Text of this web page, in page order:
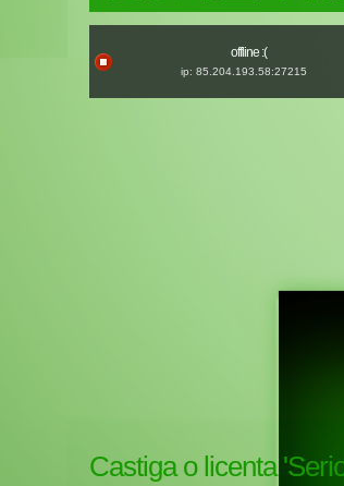
offline :(
ip: 85.204.193.58:27215
Castiga o licenta